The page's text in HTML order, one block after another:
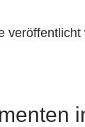
veröffentlicht